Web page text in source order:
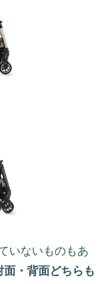
いないものもあ
面・背面どちらも